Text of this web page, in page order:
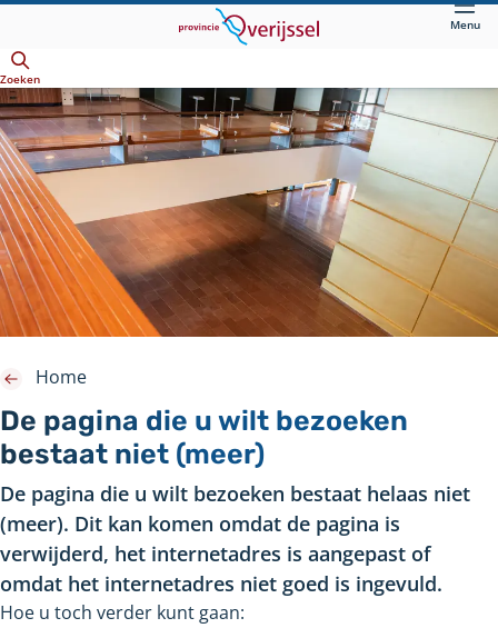
hoofdinhoud
Menu
Zoeken
De pagina die u wilt bezoeken
bestaat niet (meer)
Home
De pagina die u wilt bezoeken bestaat helaas niet
(meer). Dit kan komen omdat de pagina is
verwijderd, het internetadres is aangepast of
omdat het internetadres niet goed is ingevuld.
Hoe u toch verder kunt gaan: